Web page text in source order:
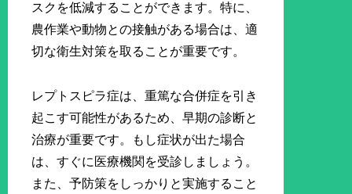
スクを低減することができます。特に、
農作業や動物との接触がある場合は、適
切な衛生対策を取ることが重要です。
レプトスピラ症は、重篤な合併症を引き
起こす可能性があるため、早期の診断と
治療が重要です。もし症状が出た場合
は、すぐに医療機関を受診しましょう。
また、予防策をしっかりと実施すること